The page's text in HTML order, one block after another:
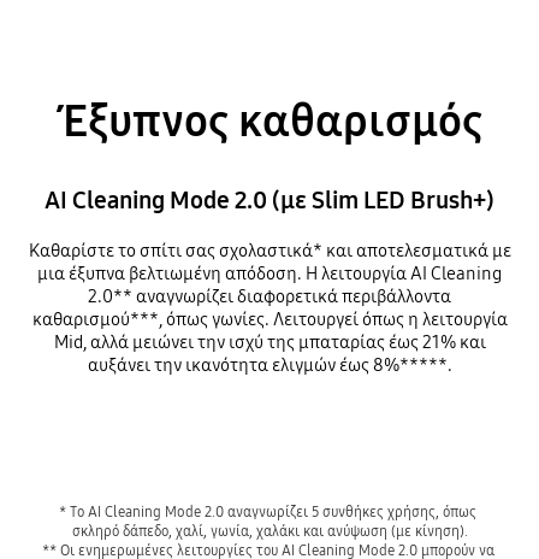
Έξυπνος καθαρισμός
AI Cleaning Mode 2.0 (με Slim LED Brush+)
Καθαρίστε το σπίτι σας σχολαστικά* και αποτελεσματικά με
μια έξυπνα βελτιωμένη απόδοση. Η λειτουργία AI Cleaning
2.0** αναγνωρίζει διαφορετικά περιβάλλοντα
καθαρισμού***, όπως γωνίες. Λειτουργεί όπως η λειτουργία
Mid, αλλά μειώνει την ισχύ της μπαταρίας έως 21% και
αυξάνει την ικανότητα ελιγμών έως 8%*****.
* Το AI Cleaning Mode 2.0 αναγνωρίζει 5 συνθήκες χρήσης, όπως
σκληρό δάπεδο, χαλί, γωνία, χαλάκι και ανύψωση (με κίνηση).
** Οι ενημερωμένες λειτουργίες του AI Cleaning Mode 2.0 μπορούν να